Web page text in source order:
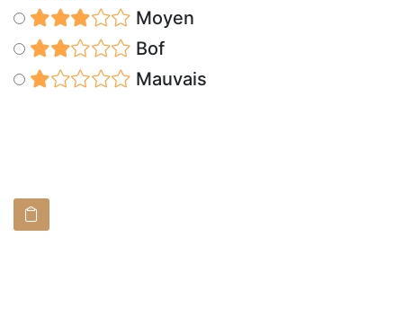
Moyen
Bof
Mauvais